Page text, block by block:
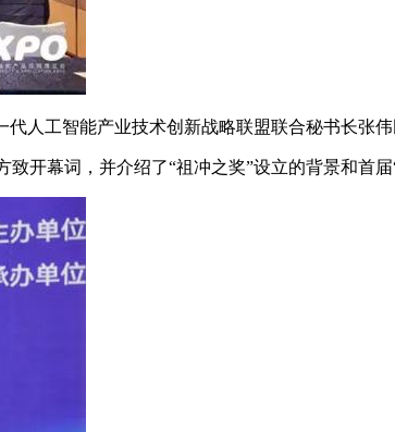
工智能产业技术创新战略联盟联合秘书长张伟
幕词，并介绍了“祖冲之奖”设立的背景和首届“